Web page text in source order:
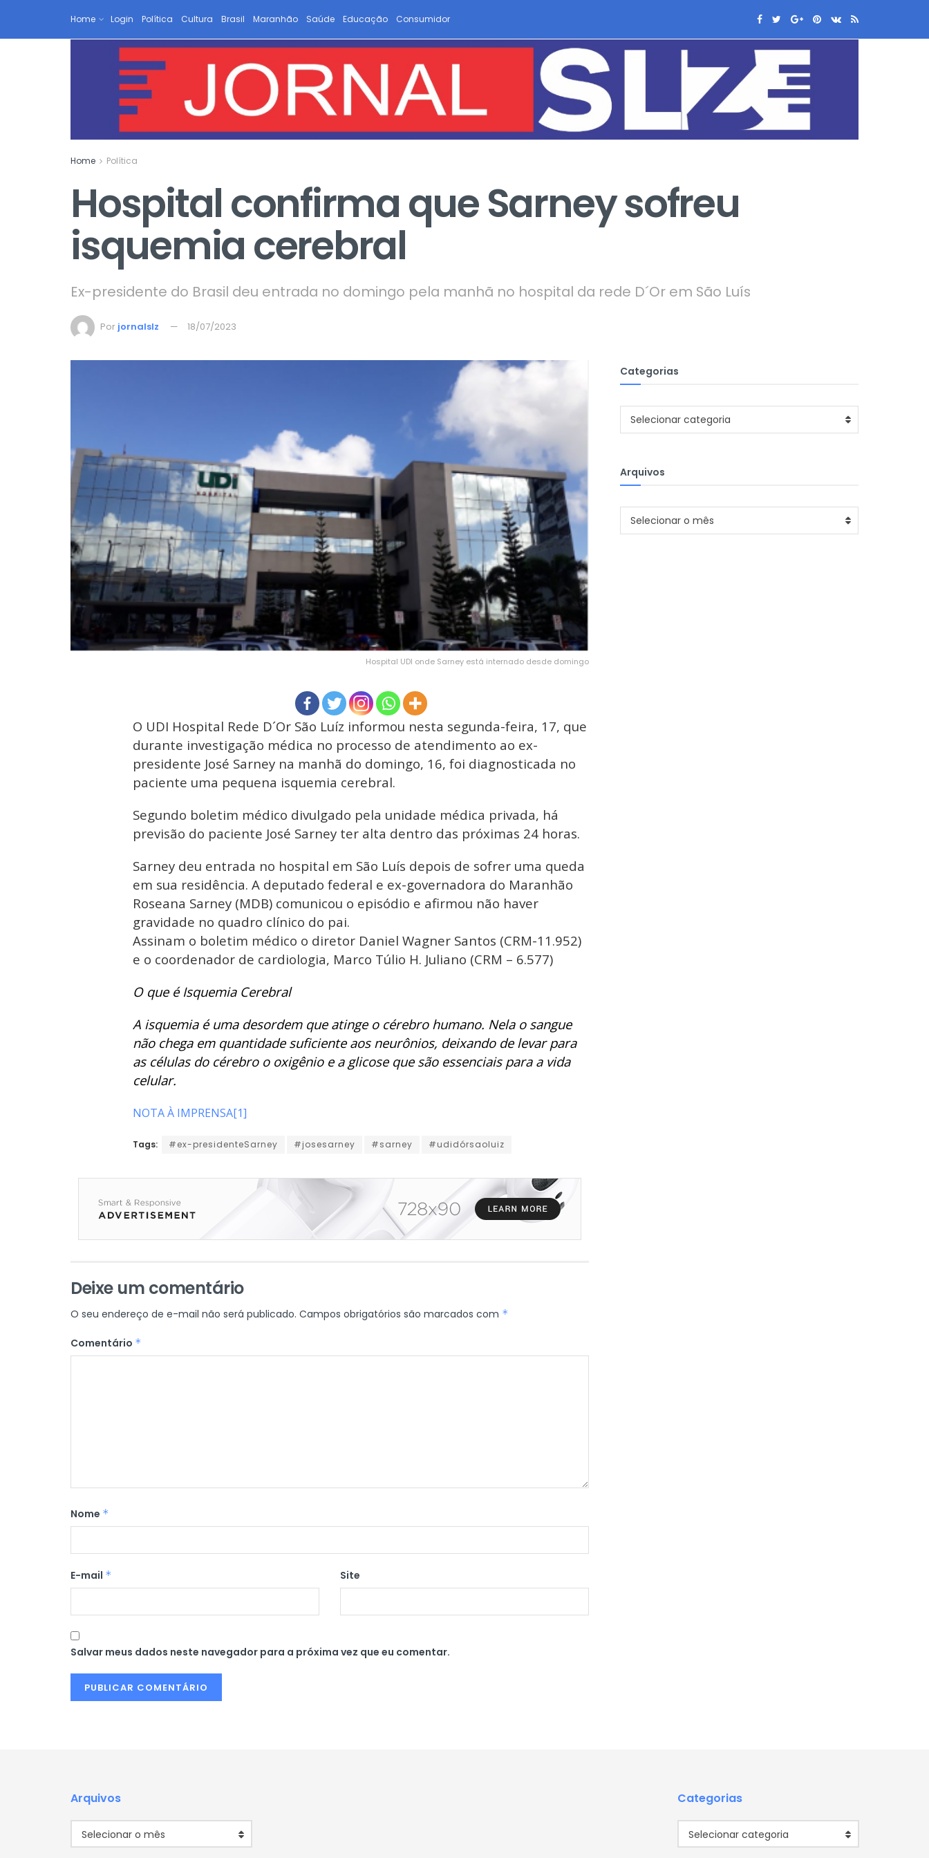
Home Login Política Cultura Brasil Maranhão Saúde Educação Consumidor
Home Política
Hospital confirma que Sarney sofreu
isquemia cerebral
Ex-presidente do Brasil deu entrada no domingo pela manhã no hospital da rede D´Or em São Luís
Por jornalslz 18/07/2023
Hospital UDI onde Sarney está internado desde domingo
O UDI Hospital Rede D´Or São Luíz informou nesta segunda-feira, 17, que
durante investigação médica no processo de atendimento ao ex-
presidente José Sarney na manhã do domingo, 16, foi diagnosticada no
paciente uma pequena isquemia cerebral.
Segundo boletim médico divulgado pela unidade médica privada, há
previsão do paciente José Sarney ter alta dentro das próximas 24 horas.
Sarney deu entrada no hospital em São Luís depois de sofrer uma queda
em sua residência. A deputado federal e ex-governadora do Maranhão
Roseana Sarney (MDB) comunicou o episódio e afirmou não haver
gravidade no quadro clínico do pai.
Assinam o boletim médico o diretor Daniel Wagner Santos (CRM-11.952)
e o coordenador de cardiologia, Marco Túlio H. Juliano (CRM – 6.577)
O que é Isquemia Cerebral
A isquemia é uma desordem que atinge o cérebro humano. Nela o sangue
não chega em quantidade suficiente aos neurônios, deixando de levar para
as células do cérebro o oxigênio e a glicose que são essenciais para a vida
celular.
NOTA À IMPRENSA[1]
Tags: #ex-presidenteSarney #josesarney #sarney #udidórsaoluiz
Deixe um comentário
O seu endereço de e-mail não será publicado. Campos obrigatórios são marcados com *
Comentário *
Nome *
E-mail * Site
Salvar meus dados neste navegador para a próxima vez que eu comentar.
Categorias
Categorias
Selecionar categoria
Arquivos
Arquivos
Selecionar o mês
Arquivos
Arquivos
Selecionar o mês
Categorias
Categorias
Selecionar categoria